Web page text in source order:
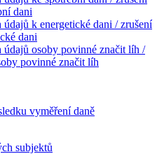
dani
údajů k energetické dani / zrušení
dani
údajů osoby povinné značit líh /
povinné značit líh
vyměření daně
subjektů